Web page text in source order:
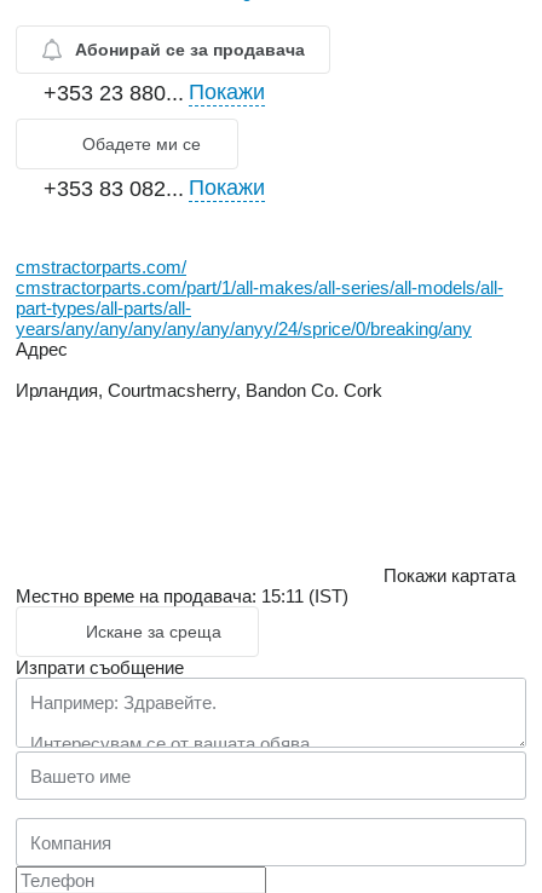
Абонирай се за продавача
+353 23 880... Покажи
Обадете ми се
+353 83 082... Покажи
cmstractorparts.com/
cmstractorparts.com/part/1/all-makes/all-series/all-models/all-
part-types/all-parts/all-
years/any/any/any/any/any/anyy/24/sprice/0/breaking/any
Адрес
Ирландия, Courtmacsherry, Bandon Co. Cork
Покажи картата
Местно време на продавача: 15:11 (IST)
Искане за среща
Изпрати съобщение